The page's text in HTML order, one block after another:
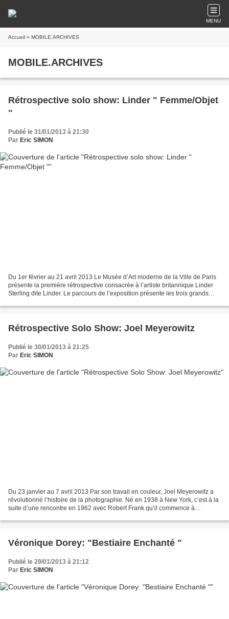
MENU
Accueil » MOBILE.ARCHIVES
MOBILE.ARCHIVES
Rétrospective solo show: Linder " Femme/Objet
"
Publié le 31/01/2013 à 21:30
Par Eric SIMON
Du 1er février au 21 avril 2013 Le Musée d’Art moderne de la Ville de Paris
présente la première rétrospective consacrée à l’artiste britannique Linder
Sterling dite Linder. Le parcours de l’exposition présente les trois grands
Rétrospective Solo Show: Joel Meyerowitz
Publié le 30/01/2013 à 21:25
Par Eric SIMON
Du 23 janvier au 7 avril 2013 Par son travail en couleur, Joel Meyerowitz a
révolutionné l’histoire de la photographie. Né en 1938 à New York, c’est à la
suite d’une rencontre en 1962 avec Robert Frank qu’il commence à
Véronique Dorey: "Bestiaire Enchanté "
Publié le 29/01/2013 à 21:12
Par Eric SIMON